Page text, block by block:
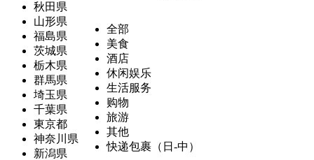
秋田県
山形県
福島県
茨城県
栃木県
群馬県
埼玉県
千葉県
東京都
神奈川県
新潟県
全部
美食
酒店
休闲娱乐
生活服务
购物
旅游
其他
快递包裹（日-中）